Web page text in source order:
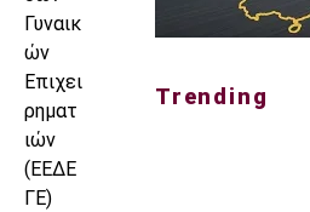
Γυναικ
ών
Επιχει
ρηματ
ιών
(ΕΕΔΕ
ΓΕ)
Trending